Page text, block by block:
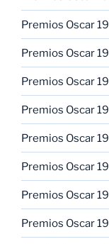
Premios Oscar
Premios Oscar
Premios Oscar
Premios Oscar
Premios Oscar
Premios Oscar
Premios Oscar
Premios Oscar